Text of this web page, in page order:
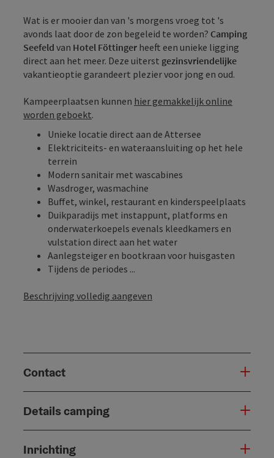
Wat is er mooier dan van 's morgens vroeg tot 's
avonds laat door de zon begeleid te worden? Camping
Seefeld van Hotel Föttinger heeft een unieke ligging
direct aan het meer. Deze uiterst gezinsvriendelijke
vakantieoptie garandeert plezier voor jong en oud.
Kampeerplaatsen kunnen hier gemakkelijk online
worden geboekt.
Unieke locatie direct aan de Attersee
Elektriciteits- en wateraansluiting op het hele
terrein
Modern sanitair met wascabines
Wasdroger, wasmachine
Buffet, winkel, restaurant en kinderspeelplaats
Duikparadijs met instappunt, platforms en
onderwaterkoepels evenals kleedkamers en
vulstation direct aan het water
Aanlegsteiger en bootkraan voor huisgasten
Tijdens de periodes ...
Beschrijving volledig aangeven
Contact
Details camping
Inrichting